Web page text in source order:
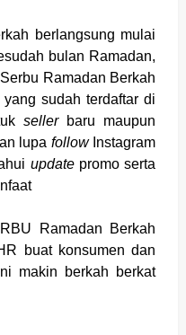
berlangsung mulai
bulan Ramadan,
Ramadan Berkah
sudah terdaftar di
sellerbaru maupun
lupa followInstagram
updatepromo serta
Ramadan Berkah
buat konsumen dan
makin berkah berkat